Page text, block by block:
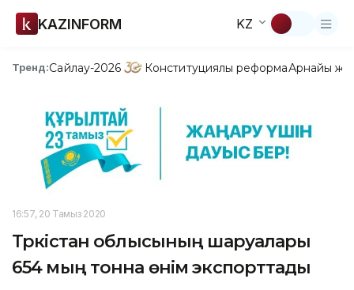
KAZINFORM KZ
Тренд:Сайлау-2026 Конституциялық реформаАрнайы
16:57, 20 Тамыз 2020
Түркістан облысының шаруалары
654 мың тонна өнім экспорттады